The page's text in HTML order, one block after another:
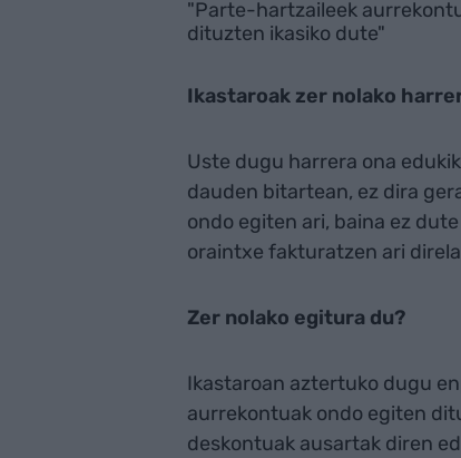
"Parte-hartzaileek
dituzten ikasiko dute"
Ikastaroak zer nolako
Uste dugu harrera ona
dauden bitartean, ez dira
ondo egiten ari, baina ez
oraintxe fakturatzen ari
Zer nolako egitura du?
Ikastaroan aztertuko dugu
aurrekontuak ondo egiten
deskontuak ausartak diren